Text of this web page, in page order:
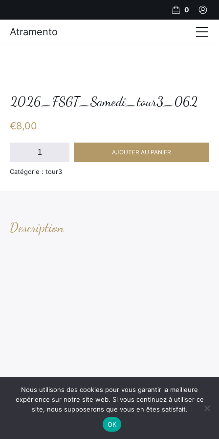
2026_FSGT_Samedi_tour3_062
€8,00
quantité
2026_FSGT_Samedi_tour3_062
AJOUTER AU PANIER
Catégorie : tour3
Description
0
Atramento
Photos
Nous utilisons des cookies pour vous garantir la meilleure
expérience sur notre site web. Si vous continuez à utiliser ce
site, nous supposerons que vous en êtes satisfait.
OK